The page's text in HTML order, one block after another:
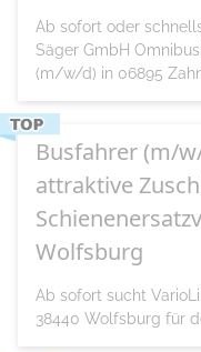
Ab sofort oder
Säger GmbH
(m/w/d) in 06895
Busfahrer (m/
attraktive
Wolfsburg
Ab sofort sucht
38440 Wolfsburg für